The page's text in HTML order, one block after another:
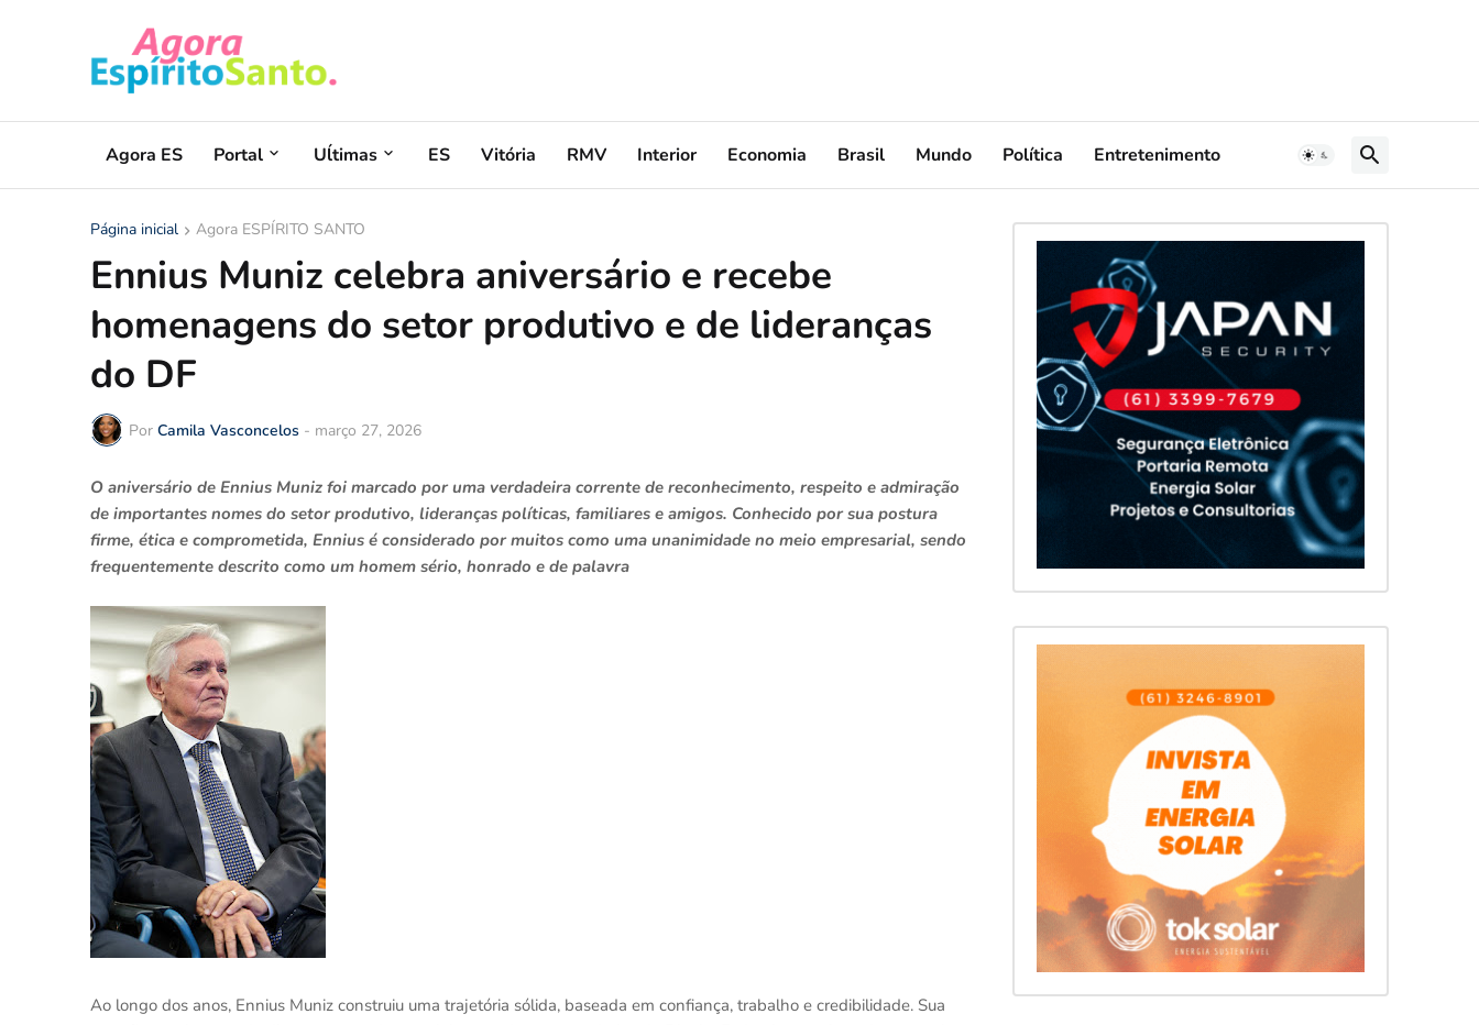
Agora ES Portal Uĺtimas ES Vitória RMV Interior Economia Brasil Mundo Política Entretenimento
Página inicial Agora ESPÍRITO SANTO
Ennius Muniz celebra aniversário e recebe
homenagens do setor produtivo e de lideranças
do DF
Por Camila Vasconcelos - março 27, 2026
O aniversário de Ennius Muniz foi marcado por uma verdadeira corrente de reconhecimento, respeito e admiração
de importantes nomes do setor produtivo, lideranças políticas, familiares e amigos. Conhecido por sua postura
firme, ética e comprometida, Ennius é considerado por muitos como uma unanimidade no meio empresarial, sendo
frequentemente descrito como um homem sério, honrado e de palavra
Ao longo dos anos, Ennius Muniz construiu uma trajetória sólida, baseada em confiança, trabalho e credibilidade. Sua